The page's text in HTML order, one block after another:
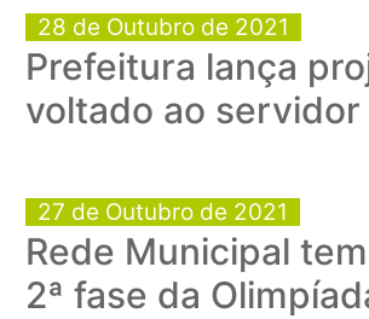
28 de Outubro de 2021
Prefeitura lança
voltado ao
27 de Outubro de 2021
Rede Municipal
2ª fase da